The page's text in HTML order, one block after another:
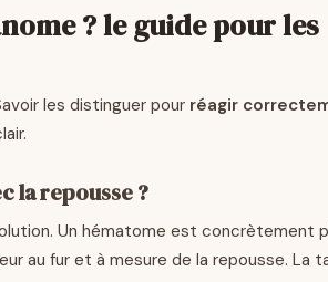
? le guide pour les
les distinguer pour réagir
la repousse ?
Un hématome est concrètement
au fur et à mesure de la repousse. La